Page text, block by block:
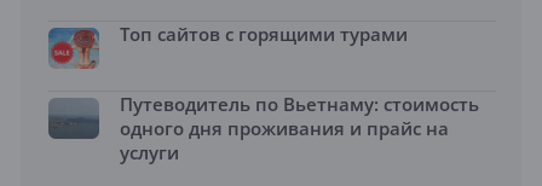
Топ сайтов с горящими турами
Путеводитель по Вьетнаму: стоимость
одного дня проживания и прайс на
услуги